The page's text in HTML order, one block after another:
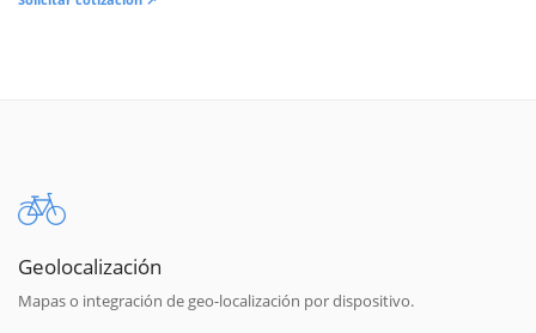
Geolocalización
Mapas o integración de geo-localización por dispositivo.